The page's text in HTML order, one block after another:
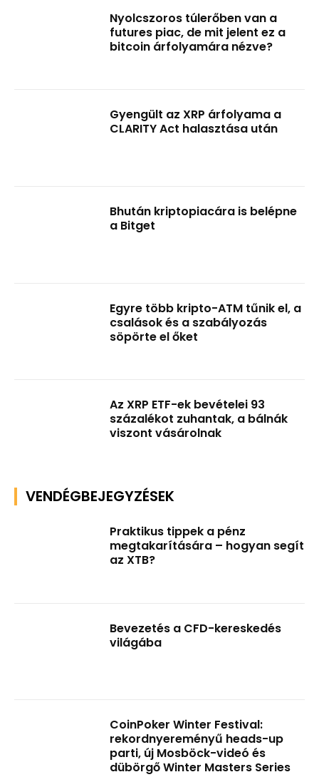
Nyolcszoros túlerőben van a
futures piac, de mit jelent ez a
bitcoin árfolyamára nézve?
Gyengült az XRP árfolyama a
CLARITY Act halasztása után
Bhután kriptopiacára is belépne
a Bitget
Egyre több kripto-ATM tűnik el, a
csalások és a szabályozás
söpörte el őket
Az XRP ETF-ek bevételei 93
százalékot zuhantak, a bálnák
viszont vásárolnak
VENDÉGBEJEGYZÉSEK
Praktikus tippek a pénz
megtakarítására – hogyan segít
az XTB?
Bevezetés a CFD-kereskedés
világába
CoinPoker Winter Festival:
rekordnyereményű heads-up
parti, új Mosböck-videó és
dübörgő Winter Masters Series